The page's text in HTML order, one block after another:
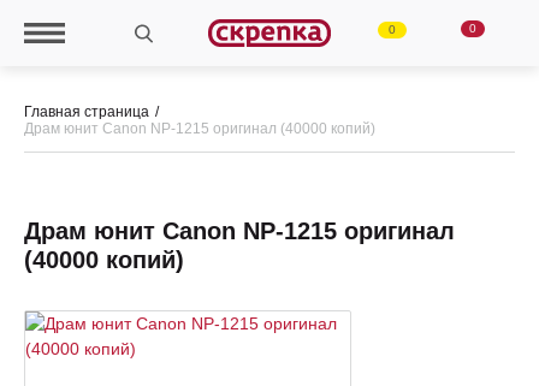
0 0
Главная страница
Драм юнит Сanon NP-1215 оригинал (40000 копий)
Драм юнит Сanon NP-1215 оригинал
(40000 копий)